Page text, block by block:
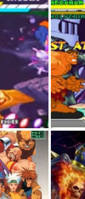
》首集在
》，除了標榜
、超必駁超